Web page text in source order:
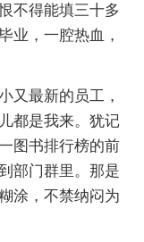
不得能填三十多
业，一腔热血，
最新的员工，
都是我来。犹记
图书排行榜的前
部门群里。那是
涂，不禁纳闷为